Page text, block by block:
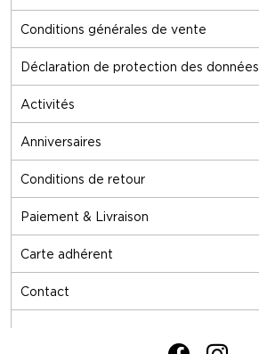
Conditions générales de vente
Déclaration de protection des données
Activités
Anniversaires
Conditions de retour
Paiement & Livraison
Carte adhérent
Contact